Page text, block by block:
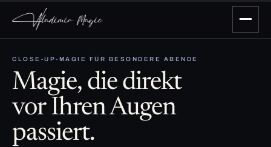
CLOSE-UP-MAGIE FÜR BESONDERE ABENDE
Magie, die direkt
vor Ihren Augen
passiert.